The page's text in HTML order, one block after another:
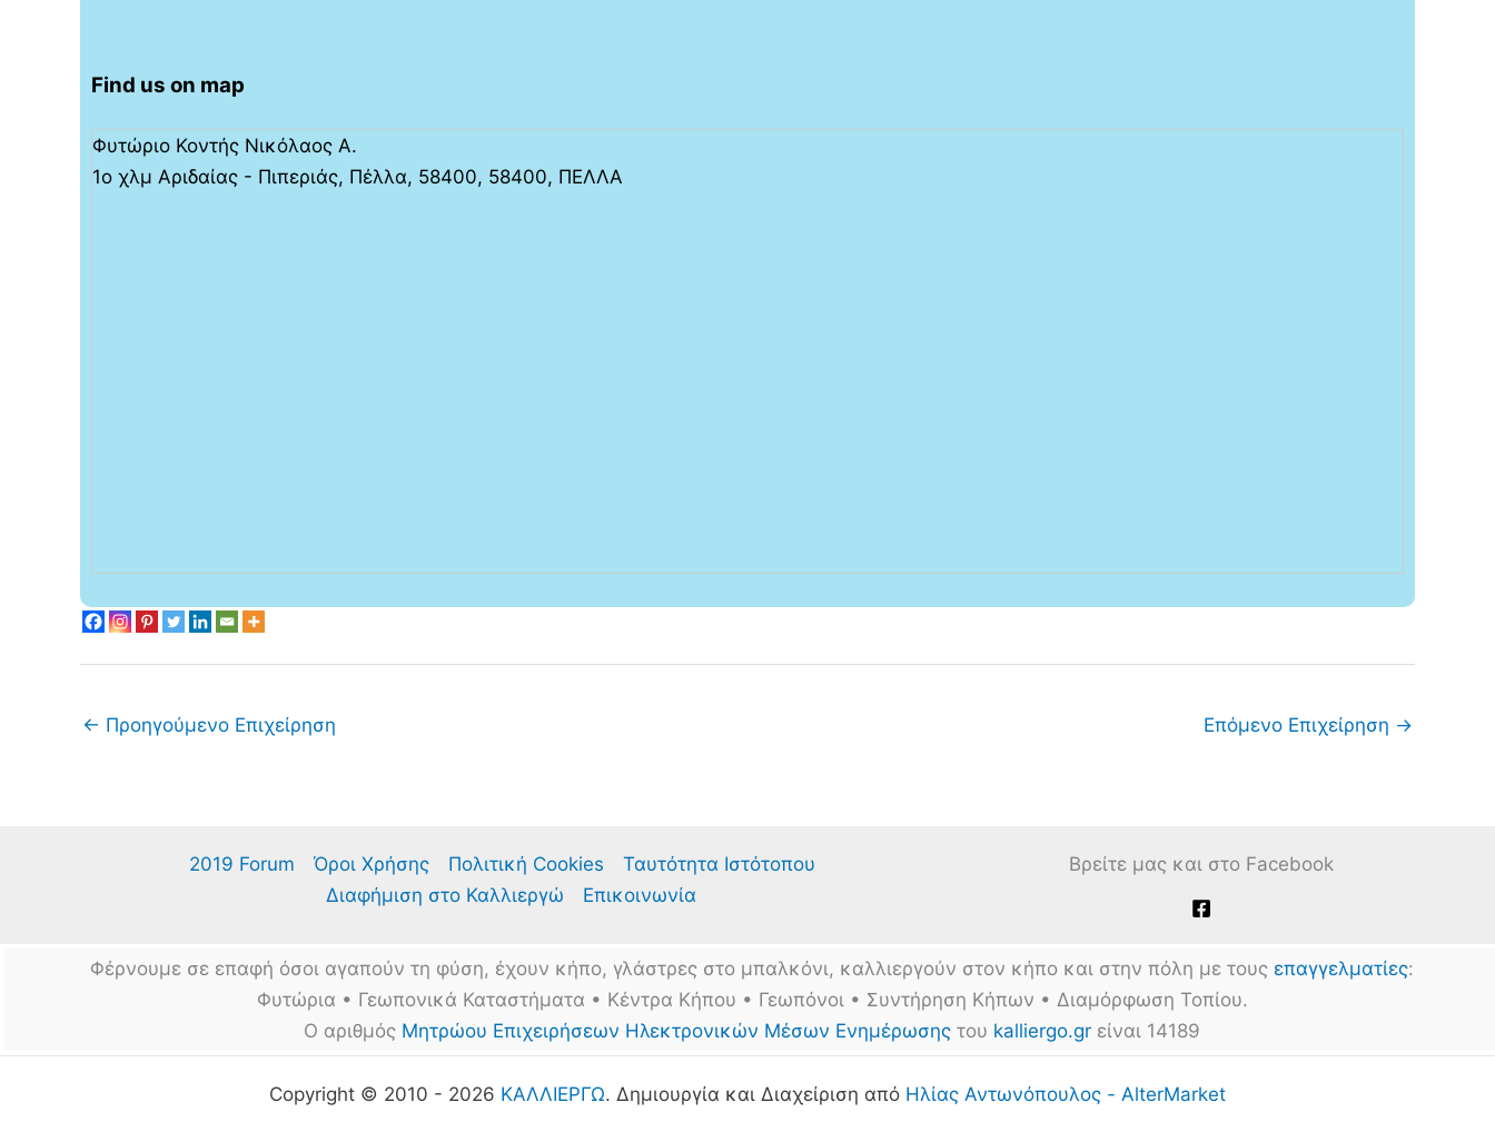
Find us on map
Φυτώριο Κοντής Νικόλαος Α.
1ο χλμ Αριδαίας - Πιπεριάς, Πέλλα, 58400, 58400, ΠΕΛΛΑ
← Προηγούμενο Επιχείρηση Επόμενο Επιχείρηση →
2019 Forum Όροι Χρήσης Πολιτική Cookies
Ταυτότητα Ιστότοπου
Διαφήμιση στο Καλλιεργώ
Επικοινωνία
Βρείτε μας και στο Facebook
Φέρνουμε σε επαφή όσοι αγαπούν τη φύση, έχουν κήπο, γλάστρες στο μπαλκόνι, καλλιεργούν στον κήπο και στην πόλη με τους επαγγελματίες:
Φυτώρια • Γεωπονικά Καταστήματα • Κέντρα Κήπου • Γεωπόνοι • Συντήρηση Κήπων • Διαμόρφωση Τοπίου.
Ο αριθμός Μητρώου Επιχειρήσεων Ηλεκτρονικών Μέσων Ενημέρωσης του kalliergo.gr είναι 14189
Copyright © 2010 - 2026 ΚΑΛΛΙΕΡΓΩ. Δημιουργία και Διαχείριση από Ηλίας Αντωνόπουλος - AlterMarket